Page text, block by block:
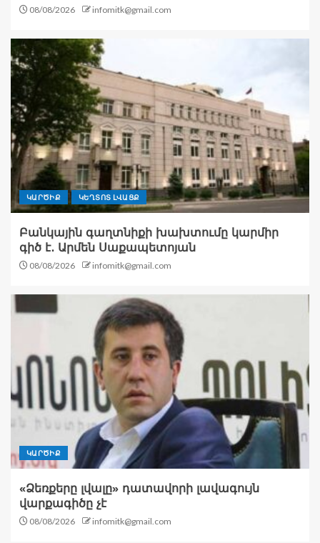
08/08/2026 infomitk@gmail.com
ԿԱՐԾԻՔ ԿԵՂՏՈՏ ԼՎԱՑՔ
Բանկային գաղտնիքի խախտումը կարմիր
գիծ է․ Արմեն Սաքապետոյան
08/08/2026 infomitk@gmail.com
ԿԱՐԾԻՔ
«Ձեռքերը լվալը» դատավորի լավագույն
վարքագիծը չէ
08/08/2026 infomitk@gmail.com